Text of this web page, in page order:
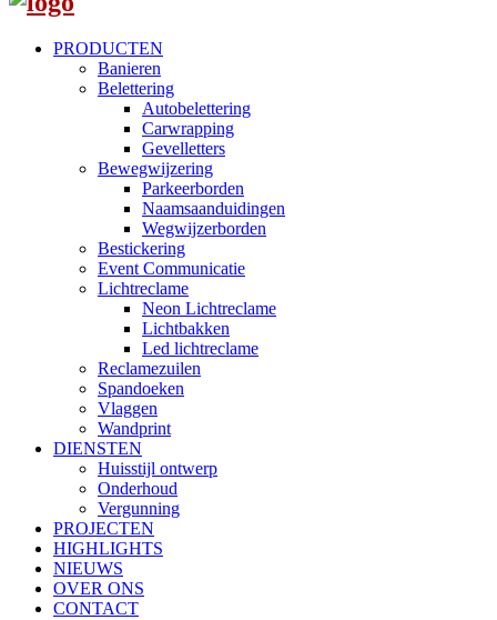
PRODUCTEN
Banieren
Belettering
Autobelettering
Carwrapping
Gevelletters
Bewegwijzering
Parkeerborden
Naamsaanduidingen
Wegwijzerborden
Bestickering
Event Communicatie
Lichtreclame
Neon Lichtreclame
Lichtbakken
Led lichtreclame
Reclamezuilen
Spandoeken
Vlaggen
Wandprint
DIENSTEN
Huisstijl ontwerp
Onderhoud
Vergunning
PROJECTEN
HIGHLIGHTS
NIEUWS
OVER ONS
CONTACT